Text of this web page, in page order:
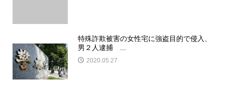
特殊詐欺被害の女性宅に強盗目的で侵入、
男２人逮捕 ...
2020.05.27